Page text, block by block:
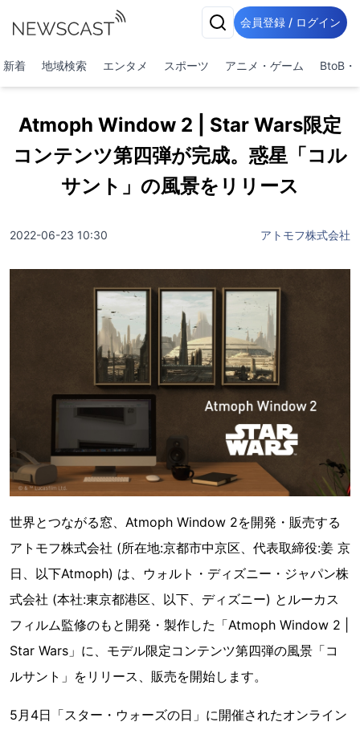
会員登録 / ログイン
新着 地域検索 エンタメ スポーツ アニメ・ゲーム BtoB・
Atmoph Window 2 | Star Wars限定
コンテンツ第四弾が完成。惑星「コル
サント」の風景をリリース
2022-06-23 10:30 アトモフ株式会社
世界とつながる窓、Atmoph Window 2を開発・販売する
アトモフ株式会社 (所在地:京都市中京区、代表取締役:姜 京
日、以下Atmoph) は、ウォルト・ディズニー・ジャパン株
式会社 (本社:東京都港区、以下、ディズニー) とルーカス
フィルム監修のもと開発・製作した「Atmoph Window 2 |
Star Wars」に、モデル限定コンテンツ第四弾の風景「コ
ルサント」をリリース、販売を開始します。
5月4日「スター・ウォーズの日」に開催されたオンライン